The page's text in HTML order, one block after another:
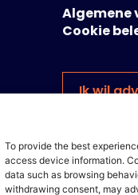
To provide the best
access device information.
data such as browsing
withdrawing consent, may
Algemene
Cookie
Ik wil